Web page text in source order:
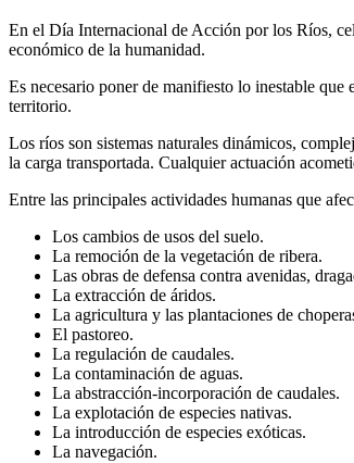
En el Día Internacional de Acción por los Ríos,
económico de la humanidad.
Es necesario poner de manifiesto lo inestable
territorio.
Los ríos son sistemas naturales dinámicos,
la carga transportada. Cualquier actuación
Entre las principales actividades humanas que
Los cambios de usos del suelo.
La remoción de la vegetación de ribera.
Las obras de defensa contra avenidas,
La extracción de áridos.
La agricultura y las plantaciones de
El pastoreo.
La regulación de caudales.
La contaminación de aguas.
La abstracción-incorporación de caudales.
La explotación de especies nativas.
La introducción de especies exóticas.
La navegación.